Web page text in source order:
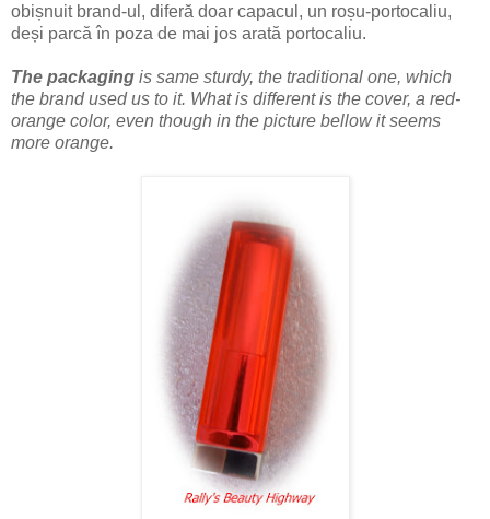
obișnuit brand-ul, diferă doar capacul, un roșu-portocaliu,
deși parcă în poza de mai jos arată portocaliu.
The packaging is same sturdy, the traditional one, which
the brand used us to it. What is different is the cover, a red-
orange color, even though in the picture bellow it seems
more orange.